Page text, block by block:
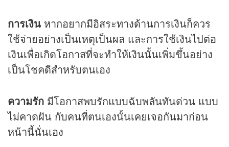
การเงิน หากอยากมีอิสระทางด้านการเงินก็ควร
ใช้จ่ายอย่างเป็นเหตุเป็นผล และการใช้เงินไปต่อ
เงินเพื่อเกิดโอกาสที่จะทำให้เงินนั้นเพิ่มขึ้นอย่าง
เป็นโชคดีสำหรับตนเอง
ความรัก มีโอกาสพบรักแบบฉับพลันทันด่วน แบบ
ไม่คาดฝัน กับคนที่ตนเองนั้นเคยเจอกันมาก่อน
หน้านี้นั่นเอง